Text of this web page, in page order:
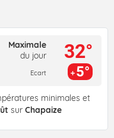
Maximale
du jour
Ecart
32°
5°
minimales et
sur Chapaize